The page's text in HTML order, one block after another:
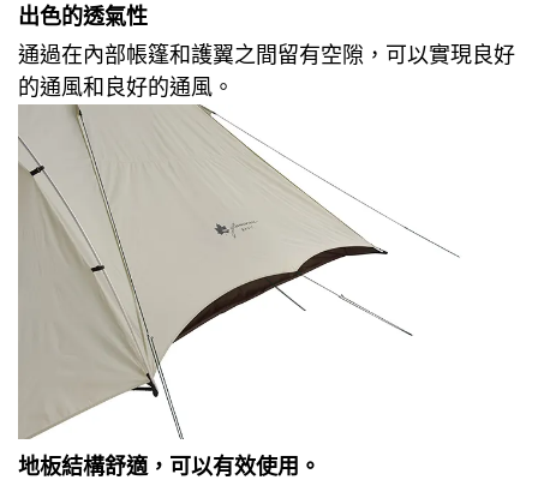
出色的透氣性
通過在內部帳篷和護翼之間留有空隙，可以實現良好
的通風和良好的通風。
地板結構舒適，可以有效使用。